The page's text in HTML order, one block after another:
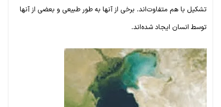
تشکیل با هم متفاوت‌اند. برخی از آنها به طور طبیعی و بعضی از آنها
توسط انسان ایجاد شده‌اند.